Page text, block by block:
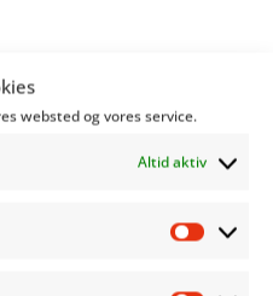
websted og vores service.
Altid aktiv